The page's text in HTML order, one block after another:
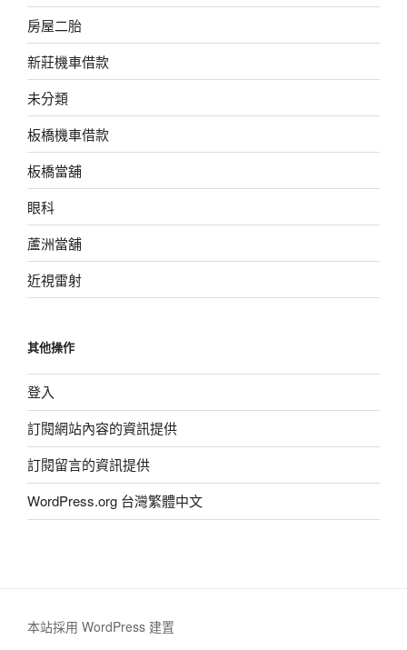
房屋二胎
新莊機車借款
未分類
板橋機車借款
板橋當舖
眼科
蘆洲當舖
近視雷射
其他操作
登入
訂閱網站內容的資訊提供
訂閱留言的資訊提供
WordPress.org 台灣繁體中文
本站採用 WordPress 建置